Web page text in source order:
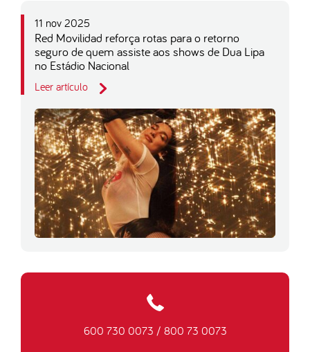
11 nov 2025
Red Movilidad reforça rotas para o retorno
seguro de quem assiste aos shows de Dua Lipa
no Estádio Nacional
Leer artículo
600 730 0073 / 800 73 0073